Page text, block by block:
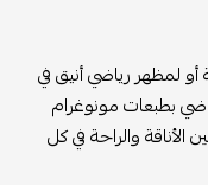
أو لمظهر رياضي أنيق في
بطبعات مونوغرام
والراحة في كل